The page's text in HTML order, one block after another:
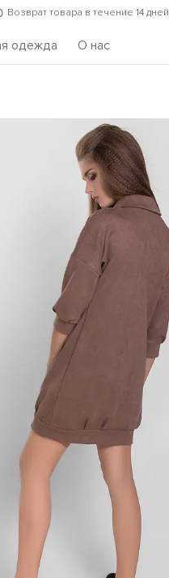
Возврат товара в течение 14 дней
одежда О нас